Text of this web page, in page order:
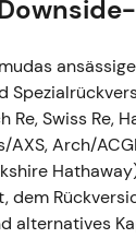
Integration.
Katalysator
(Validus Re /
Swiss Re,
Arch/
alternatives